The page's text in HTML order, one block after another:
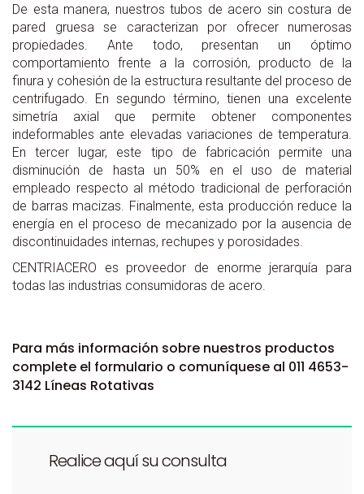
De esta manera, nuestros tubos de acero sin costura de
pared gruesa se caracterizan por ofrecer numerosas
propiedades. Ante todo, presentan un óptimo
comportamiento frente a la corrosión, producto de la
finura y cohesión de la estructura resultante del proceso de
centrifugado. En segundo término, tienen una excelente
simetría axial que permite obtener componentes
indeformables ante elevadas variaciones de temperatura.
En tercer lugar, este tipo de fabricación permite una
disminución de hasta un 50% en el uso de material
empleado respecto al método tradicional de perforación
de barras macizas. Finalmente, esta producción reduce la
energía en el proceso de mecanizado por la ausencia de
discontinuidades internas, rechupes y porosidades.
CENTRIACERO es proveedor de enorme jerarquía para
todas las industrias consumidoras de acero.
Para más información sobre nuestros productos
complete el formulario o comuníquese al 011 4653-
3142 Líneas Rotativas
Realice aquí su consulta